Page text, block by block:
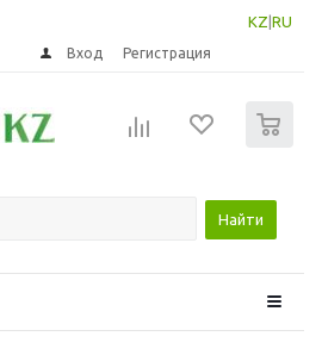
KZ RU
Вход Регистрация
Найти